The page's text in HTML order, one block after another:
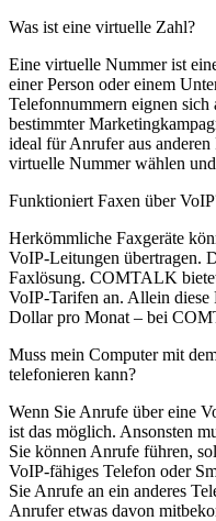
Was ist eine virtuelle Zahl?
Eine virtuelle Nummer ist
einer Person oder einem
Telefonnummern eignen sich
bestimmter
ideal für Anrufer aus
virtuelle Nummer wählen
Funktioniert Faxen über
Herkömmliche Faxgeräte
VoIP-Leitungen übertragen.
Faxlösung. COMTALK
VoIP-Tarifen an. Allein
Dollar pro Monat – bei
Muss mein Computer mit
telefonieren kann?
Wenn Sie Anrufe über eine
ist das möglich. Ansonsten
Sie können Anrufe führen,
VoIP-fähiges Telefon oder
Sie Anrufe an ein anderes
Anrufer etwas davon